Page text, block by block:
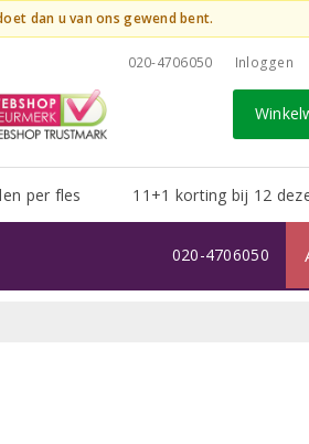
dan u van ons gewend bent.
020-4706050 Inloggen
per fles 11+1 korting bij 12
020-4706050